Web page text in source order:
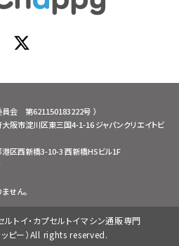
会 第621150183222号 ）
市淀川区東三国4-1-16 ジャパンクリエイトビ
区西新橋3-10-3 西新橋HSビル1F
せん。
イ・カプセルトイマシン通販専門
ピー）All rights reserved.